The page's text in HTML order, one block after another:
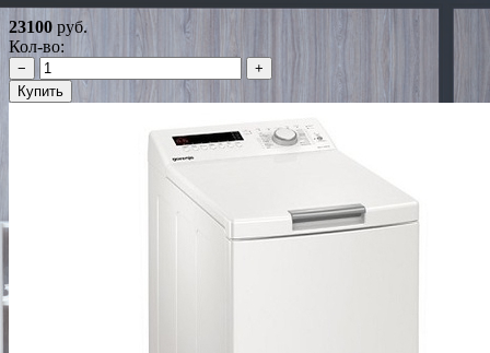
23100 руб.
Кол-во:
−
+
Купить